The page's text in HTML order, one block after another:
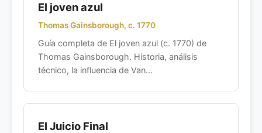
El joven azul
Thomas Gainsborough, c. 1770
Guía completa de El joven azul (c. 1770) de
Thomas Gainsborough. Historia, análisis
técnico, la influencia de Van...
El Juicio Final